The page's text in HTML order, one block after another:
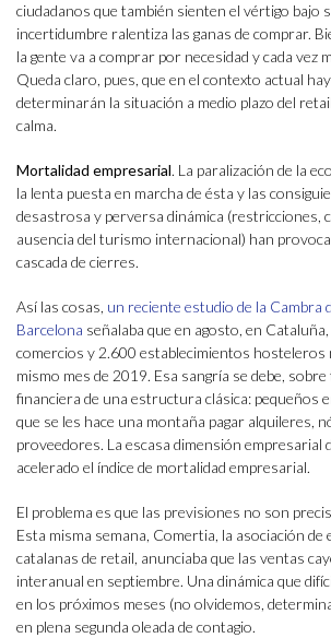
ciudadanos que también sienten el vértigo bajo
incertidumbre ralentiza las ganas de comprar.
la gente va a comprar por necesidad y cada vez
Queda claro, pues, que en el contexto actual
determinarán la situación a medio plazo del
calma.
Mortalidad empresarial. La paralización de la
la lenta puesta en marcha de ésta y las
desastrosa y perversa dinámica (restricciones,
ausencia del turismo internacional) han
cascada de cierres.
Así las cosas, un reciente estudio de la Cambra
Barcelona señalaba que en agosto, en
comercios y 2.600 establecimientos hosteleros
mismo mes de 2019. Esa sangría se debe, sobre
financiera de una estructura clásica: pequeños
que se les hace una montaña pagar alquileres,
proveedores. La escasa dimensión empresarial
acelerado el índice de mortalidad empresarial.
El problema es que las previsiones no son
Esta misma semana, Comertia, la asociación de
catalanas de retail, anunciaba que las ventas
interanual en septiembre. Una dinámica que
en los próximos meses (no olvidemos,
en plena segunda oleada de contagio.